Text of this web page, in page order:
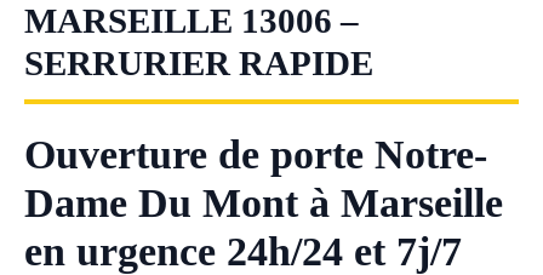
MARSEILLE 13006 –
SERRURIER RAPIDE
Ouverture de porte Notre-
Dame Du Mont à Marseille
en urgence 24h/24 et 7j/7